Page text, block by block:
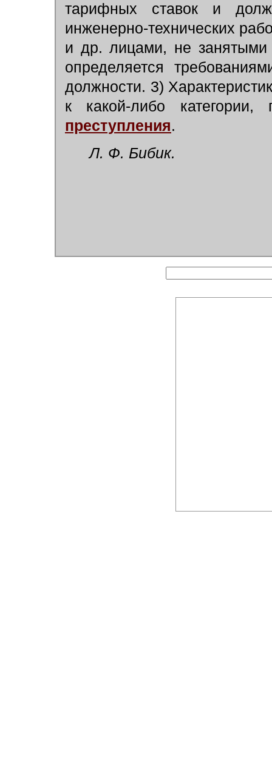
тарифных ставок и
инженерно-технических
и др. лицами, не занятыми
определяется
должности. 3)
к какой-либо
преступления.
Л. Ф. Бибик.